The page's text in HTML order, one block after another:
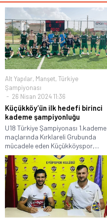
Alt Yapılar, Manşet, Türkiye
Şampiyonası
26 Nisan 2024 11:36
Küçükköy’ün ilk hedefi birinci
kademe şampiyonluğu
U18 Türkiye Şampiyonası 1.kademe
maçlarında Kırklareli Grubunda
mücadele eden Küçükköyspor,...